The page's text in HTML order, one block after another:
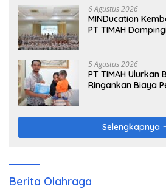
6 Agustus 2026
MINDucation
PT TIMAH
5 Agustus 2026
PT TIMAH Ulurkan
Ringankan Biaya
Selengkapnya
Berita Olahraga